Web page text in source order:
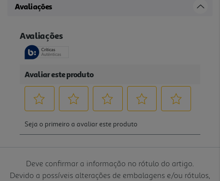
Avaliações
Deve confirmar a informação no rótulo do artigo.
Devido a possíveis alterações de embalagens e/ou rótulos,